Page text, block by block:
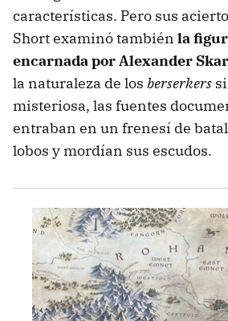
características. Pero sus
Short examinó también la
encarnada por Alexander
la naturaleza de los berserkers
misteriosa, las fuentes
entraban en un frenesí de
lobos y mordían sus escudos.